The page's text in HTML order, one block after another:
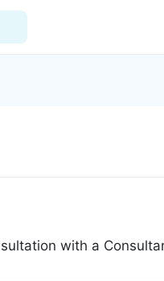
Categories
with a